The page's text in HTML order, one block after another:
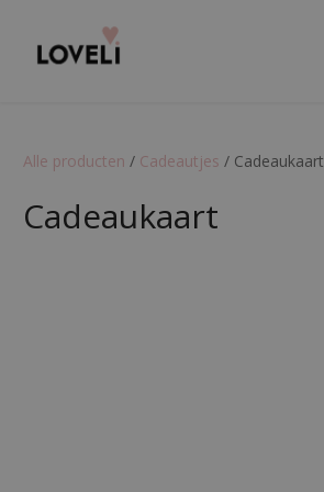
Alle producten / Cadeautjes / Cadeaukaart
Cadeaukaart